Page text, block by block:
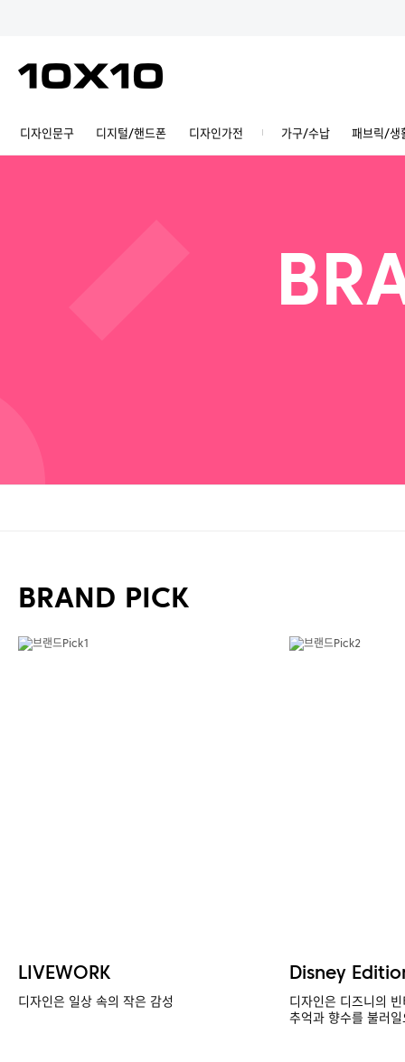
디자인문구 디지털/핸드폰 디자인가전 가구/수납 패브릭/생
BRAND PICK
LIVEWORK
디자인은 일상 속의 작은 감성
Disney
디자인은 디즈니의
추억과 향수를 불러